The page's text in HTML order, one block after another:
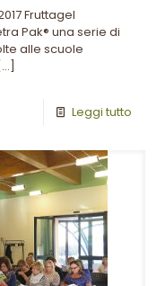
Fruttagel
Pak® una serie di
alle scuole
[…]
Leggi tutto